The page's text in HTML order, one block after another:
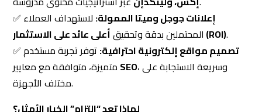
متميزة، متوافقة مع معاييرSEO، وسريعة الاستجابة على
مختلف الأجهزة.
لماذا تعد “التزام” الخيار الأمثل؟
شركةالتزام للتسويق الإلكترونيتقدم حزمة متكاملة من
الحصول على نتائج
في أقصر وقت ممكن، مع استراتيجيات تناسب طبيعة